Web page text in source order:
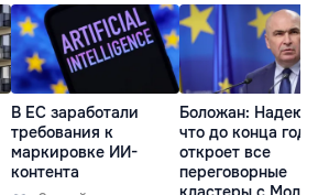
В ЕС заработали
требования к
маркировке ИИ-
контента
Боложан:
что до конца
откроет все
переговорные